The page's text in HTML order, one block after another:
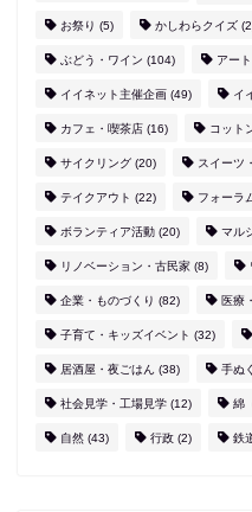
お祭り (5) かしわらクイズ
ぶどう・ワイン (104) アー
イイネット主催企画 (49) イ
カフェ・喫茶店 (16) コット
サイクリング (20) スイーツ
テイクアウト (22) フォーラ
ボランティア活動 (20) マル
リノベーション・古民家 (8)
企業・ものづくり (82) 医療
子育て・キッズイベント (32)
居酒屋・夜ごはん (38) 手ぬ
社会見学・工場見学 (12) 綿
自然 (43) 行政 (2) 鉄